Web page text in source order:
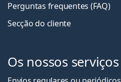
Perguntas frequentes (FAQ)
Secção do cliente
Os nossos serviços